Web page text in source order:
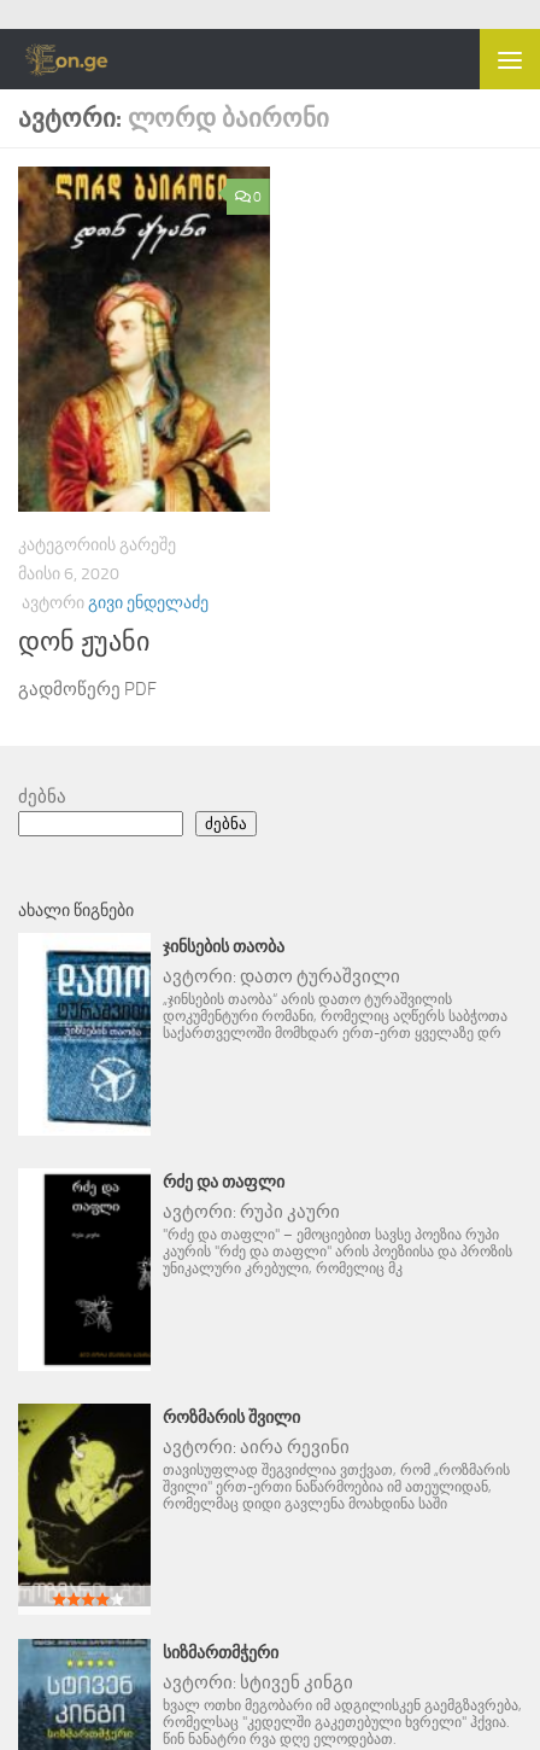
Skip to content
ᲐᲕᲢᲝᲠᲘ: ᲚᲝᲠᲓ ᲑᲐᲘᲠᲝᲜᲘ
0
ᲙᲐᲢᲔᲒᲝᲠᲘᲘᲡ ᲒᲐᲠᲔᲨᲔ
ᲛᲐᲘᲡᲘ 6, 2020
ᲐᲕᲢᲝᲠᲘᲒᲘᲕᲘ ᲔᲜᲓᲔᲚᲐᲫᲔ
დონ ჟუანი
გადმოწერე PDF
ძებნა
ძებნა
ᲐᲮᲐᲚᲘ ᲬᲘᲒᲜᲔᲑᲘ
ᲯᲘᲜᲡᲔᲑᲘᲡ ᲗᲐᲝᲑᲐ
ავტორი: დათო ტურაშვილი
„ჯინსების თაობა“ არის დათო ტურაშვილის
დოკუმენტური რომანი, რომელიც აღწერს საბჭოთა
საქართველოში მომხდარ ერთ-ერთ ყველაზე დრ
ᲠᲫᲔ ᲓᲐ ᲗᲐᲤᲚᲘ
ავტორი: რუპი კაური
"რძე და თაფლი" – ემოციებით სავსე პოეზია რუპი
კაურის "რძე და თაფლი" არის პოეზიისა და პროზის
უნიკალური კრებული, რომელიც მკ
ᲠᲝᲖᲛᲐᲠᲘᲡ ᲨᲕᲘᲚᲘ
ავტორი: აირა რევინი
თავისუფლად შეგვიძლია ვთქვათ, რომ „როზმარის
შვილი" ერთ-ერთი ნაწარმოებია იმ ათეულიდან,
რომელმაც დიდი გავლენა მოახდინა საში
ᲡᲘᲖᲛᲐᲠᲗᲛᲭᲔᲠᲘ
ავტორი: სტივენ კინგი
ხვალ ოთხი მეგობარი იმ ადგილისკენ გაემგზავრება,
რომელსაც "კედელში გაკეთებული ხვრელი" ჰქვია.
წინ ნანატრი რვა დღე ელოდებათ.